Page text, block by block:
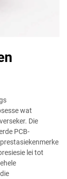
wat
Die
PCB-
lei tot